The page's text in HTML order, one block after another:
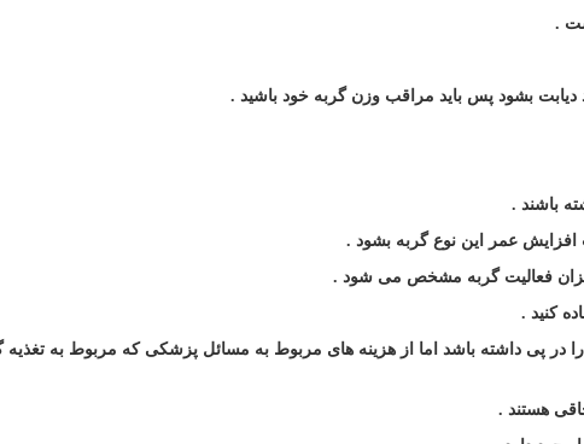
.
دیابت بشود پس باید مراقب وزن گربه خود باشید .
باشند .
افزایش عمر این نوع گربه بشود .
فعالیت گربه مشخص می شود .
کنید .
در پی داشته باشد اما از هزینه های مربوط به مسائل پزشکی که مربوط به تغذیه
هستند .